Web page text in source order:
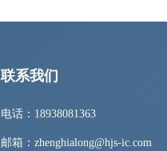
联系我们
电话：18938081363
邮箱：zhenghialong@hjs-ic.com